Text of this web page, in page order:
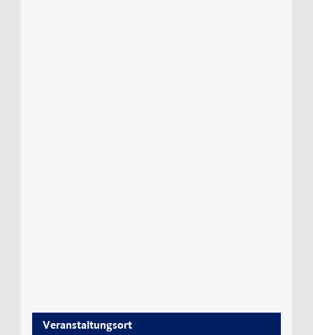
Veranstaltungsort